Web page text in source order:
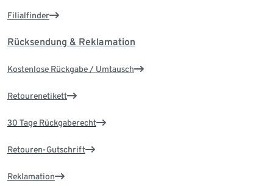
Filialfinder
Rücksendung & Reklamation
Kostenlose Rückgabe / Umtausch
Retourenetikett
30 Tage Rückgaberecht
Retouren-Gutschrift
Reklamation